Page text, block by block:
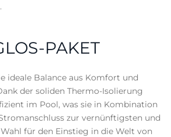
PAKET
ideale Balance aus Komfort und
der soliden Thermo-Isolierung
im Pool, was sie in Kombination
zur vernünftigsten und
für den Einstieg in die Welt von